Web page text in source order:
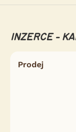
INZERCE -
Prodej